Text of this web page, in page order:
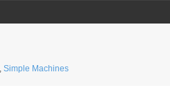
Simple Machines